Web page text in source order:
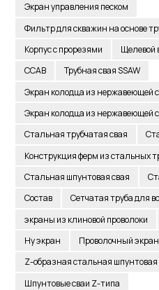
Экран управления песком
Фильтр для скважин на основе
Корпус с прорезями
Щелевой
ССАВ
Трубная свая SSAW
Экран колодца из нержавеющей
Экран колодца из нержавеющей
Стальная трубчатая свая
Конструкция ферм из стальных
Стальная шпунтовая свая
Состав
Сетчатая труба для
экраны из клиновой проволоки
Ну экран
Проволочный экран
Z-образная стальная шпунтовая
Шпунтовые сваи Z-типа